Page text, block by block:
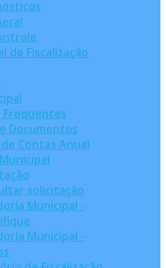
de Fiscalização
Documentos
Contas Anual
solicitação
Municipal -
Municipal -